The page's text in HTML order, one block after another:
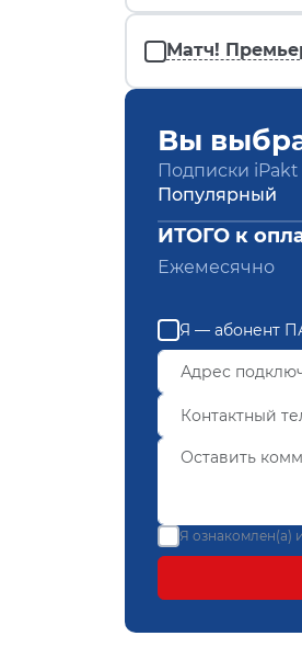
Матч!
Вы
Подписки iPakt
Популярный
ИТОГО к
Ежемесячно
Я — абонент
Я ознакомлен(а)